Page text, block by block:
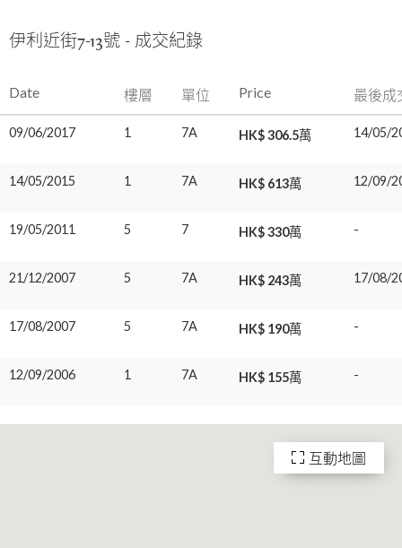
互動地圖
伊利近街7-13號 - 成交紀錄
Date 樓層 單位 Price 最後成
09/06/2017 1 7A HK$ 306.5萬 14/05/
14/05/2015 1 7A HK$ 613萬 12/09/
19/05/2011 5 7 HK$ 330萬 -
21/12/2007 5 7A HK$ 243萬 17/08/
17/08/2007 5 7A HK$ 190萬 -
12/09/2006 1 7A HK$ 155萬 -